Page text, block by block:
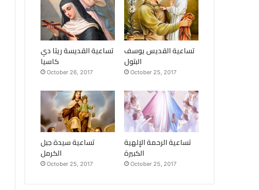
تساعية القديسة ريتا دي
كاسيا
October 26, 2017
تساعية القديس يوسف
البتول
October 25, 2017
تساعية سيدة جبل
الكرمل
October 25, 2017
تساعية الرحمة الإلهية
الكبيرة
October 25, 2017